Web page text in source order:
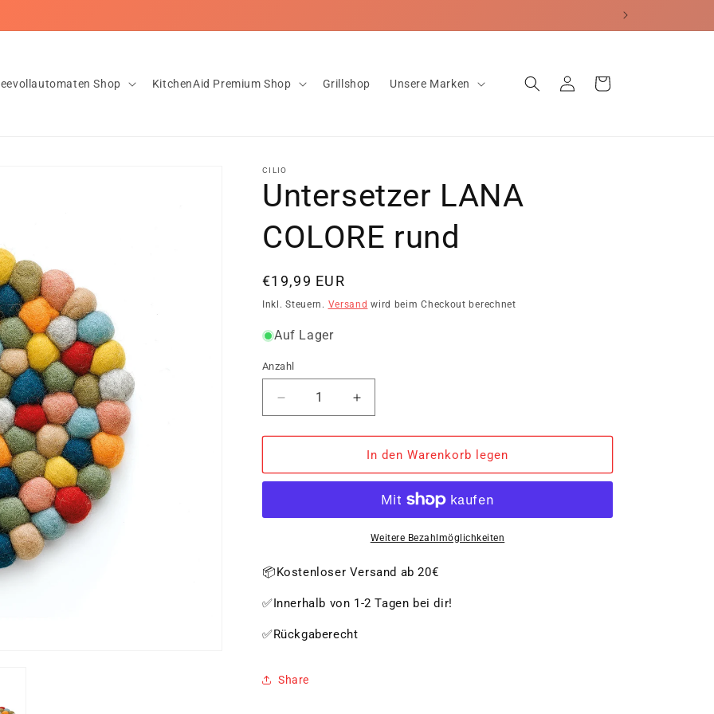
Shop KitchenAid Premium Shop Grillshop Unsere Marken EinloggenWarenkorb
CILIO
Untersetzer LANA
COLORE rund
Normaler
Preis
€19,99 EUR
Inkl. Steuern. Versand wird beim Checkout berechnet
Auf Lager
Anzahl
Verringere
die
Menge
Untersetzer
rund
Erhöhe
die
Menge
für
Untersetzer
COLORE
rund
In den Warenkorb legen
Weitere Bezahlmöglichkeiten
📦Kostenloser Versand ab 20€
✅Innerhalb von 1-2 Tagen bei dir!
✅Rückgaberecht
Share